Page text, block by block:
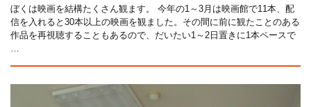
ぼくは映画を結構たくさん観ます。 今年の1～3月は映画館で11本、配
信を入れると30本以上の映画を観ました。その間に前に観たことのある
作品を再視聴することもあるので、だいたい1～2日置きに1本ペースで